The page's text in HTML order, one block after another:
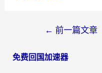
← 前一篇文章
免费回国加速器